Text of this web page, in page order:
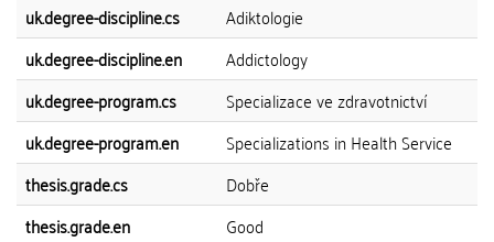
uk.degree-discipline.cs
Adiktologie
uk.degree-discipline.en
Addictology
uk.degree-program.cs
Specializace ve zdravotnictví
uk.degree-program.en
Specializations in Health Service
thesis.grade.cs
Dobře
thesis.grade.en
Good